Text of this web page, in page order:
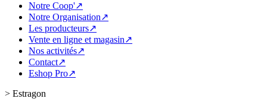
Notre Coop'↗
Notre Organisation↗
Les producteurs↗
Vente en ligne et magasin↗
Nos activités↗
Contact↗
Eshop Pro↗
> Estragon